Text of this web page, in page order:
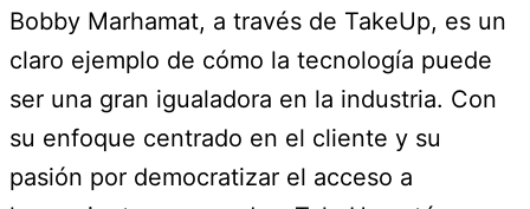
Bobby Marhamat, a través de TakeUp, es un
claro ejemplo de cómo la tecnología puede
ser una gran igualadora en la industria. Con
su enfoque centrado en el cliente y su
pasión por democratizar el acceso a